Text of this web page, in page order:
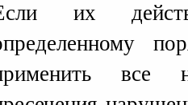
их
все